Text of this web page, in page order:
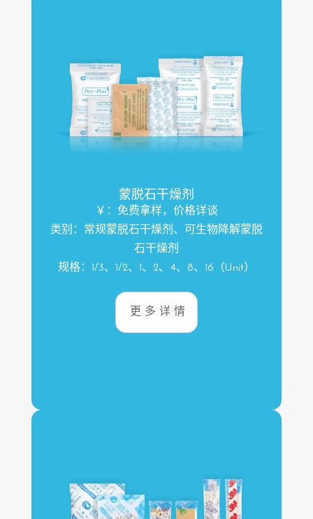
蒙脱石干燥剂
￥：免费拿样，价格详谈
类别：常规蒙脱石干燥剂、可生物降解蒙脱
石干燥剂
规格：1/3、1/2、1、2、4、8、16（Unit）
更多详情